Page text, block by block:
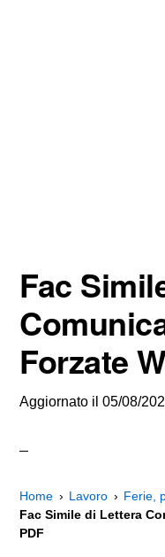
Fac
Forzate
Aggiornato il05/08/
Home Lavoro
Ferie,
Fac Simile di Lettera
PDF